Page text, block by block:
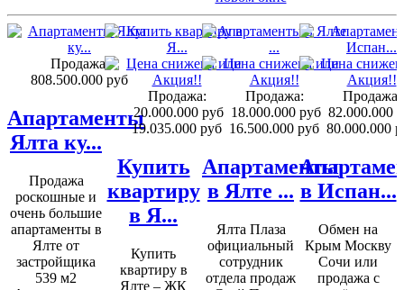
Продажа:
808.500.000 руб
Апартаменты
Ялта ку...
Продажа
роскошные и
очень большие
апартаменты в
Ялте от
застройщика
539 м2
Продажа:
20.000.000 руб
19.035.000 руб
Купить
квартиру
в Я...
Купить
квартиру в
Ялте – ЖК
Продажа:
18.000.000 руб
16.500.000 руб
Апартаменты
в Ялте ...
Ялта Плаза
официальный
сотрудник
отдела продаж
Продажа:
82.000.000
80.000.000
в Испан...
Обмен на
Крым Москву
Сочи или
продажа с